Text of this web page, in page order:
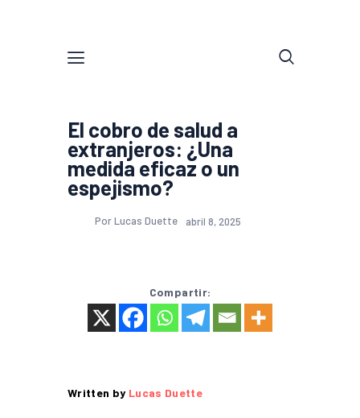
El cobro de salud a
extranjeros: ¿Una
medida eficaz o un
espejismo?
Por Lucas Duette abril 8, 2025
Compartir:
Written by Lucas Duette